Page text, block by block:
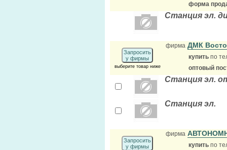
форма
Станция эл.
Запросить
у фирмы
выберите товар ниже
фирма ДМК
купить по
оптовый
Станция эл.
Станция эл.
Запросить
у фирмы
фирма
купить по